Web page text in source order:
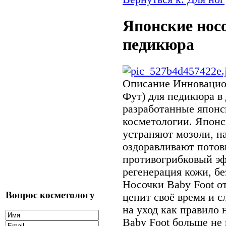
Вопрос косметологу
Японские
педикюра
Описание
Фут) для педикюра
разработанные
косметологии.
устраняют мозоли,
оздоравливают
противогрибковый
регенерация кожи,
Носочки Baby Foot
ценит своё время и
на уход как правило
Baby Foot больше не